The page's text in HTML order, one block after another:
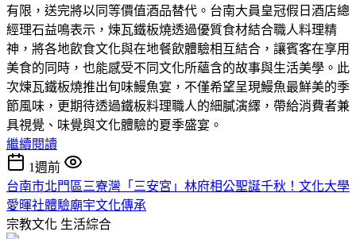
有限，送完將以同等價值酒品替代。台南大員皇冠假日酒店總
經理石益鳴表示，煉瓦鐵板燒透過優質食材結合職人料理精
神，將各地飲食文化與在地餐飲體驗相互結合，讓賓客在享用
美食的同時，也能感受不同文化所蘊含的故事與生活美學。此
次煉瓦鐵板燒推出旬味鰻魚宴，不僅希望呈現鰻魚最鮮美的季
節風味，更期待透過鐵板料理職人的細膩演繹，帶給消費者兼
具視覺、味覺與文化體驗的夏季盛宴。
繼續閱讀
1週前
台南市北門區三寮灣「三安宮」林府相公聖誕千秋！文化大學
愛暉社體驗廟宇文化傳承
宗教文化 生活綜合